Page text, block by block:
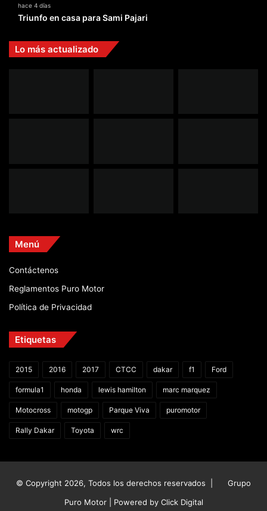
hace 4 días
Triunfo en casa para Sami Pajari
Lo más actualizado
Menú
Contáctenos
Reglamentos Puro Motor
Política de Privacidad
Etiquetas
2015 2016 2017 CTCC dakar f1 Ford
formula1 honda lewis hamilton marc marquez
Motocross motogp Parque Viva puromotor
Rally Dakar Toyota wrc
© Copyright 2026, Todos los derechos reservados |
Grupo
Puro Motor | Powered by Click Digital